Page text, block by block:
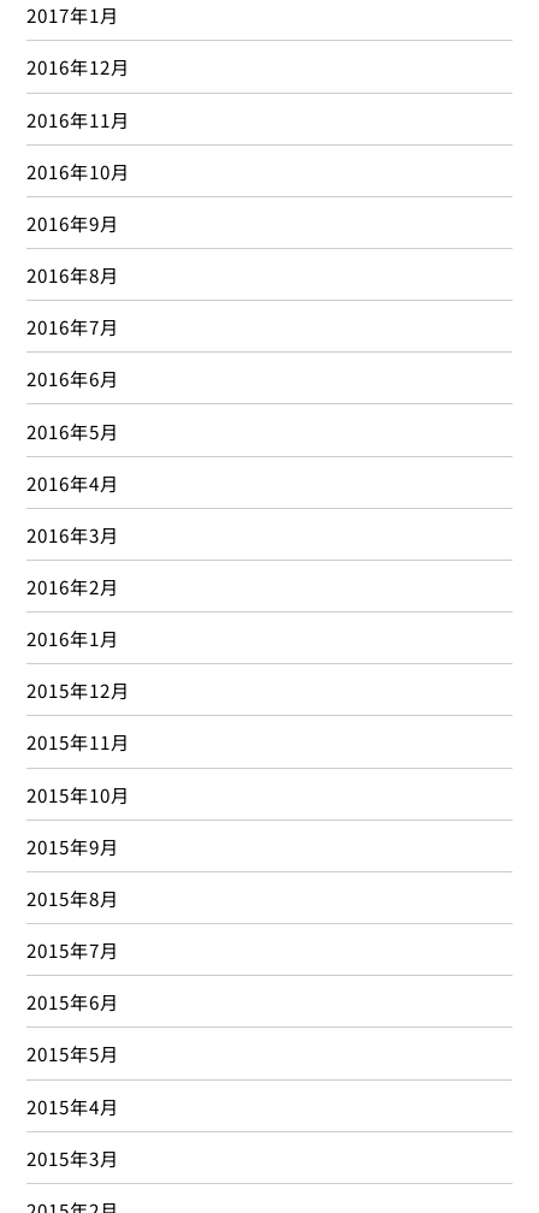
2017年1月
2016年12月
2016年11月
2016年10月
2016年9月
2016年8月
2016年7月
2016年6月
2016年5月
2016年4月
2016年3月
2016年2月
2016年1月
2015年12月
2015年11月
2015年10月
2015年9月
2015年8月
2015年7月
2015年6月
2015年5月
2015年4月
2015年3月